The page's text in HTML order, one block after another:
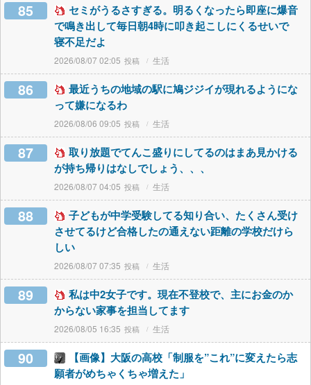
85
セミがうるさすぎる。明るくなったら即座に爆音
で鳴き出して毎日朝4時に叩き起こしにくるせいで
寝不足だよ
2026/08/07 02:05 生活
86
最近うちの地域の駅に鳩ジジイが現れるようにな
って嫌になるわ
2026/08/06 09:05 生活
87
取り放題でてんこ盛りにしてるのはまあ見かける
が持ち帰りはなしでしょう、、、
2026/08/07 04:05 生活
88
子どもが中学受験してる知り合い、たくさん受け
させてるけど合格したの通えない距離の学校だけら
しい
2026/08/07 07:35 生活
89
私は中2女子です。現在不登校で、主にお金のか
からない家事を担当してます
2026/08/05 16:35 生活
90
【画像】大阪の高校「制服を”これ”に変えたら志
願者がめちゃくちゃ増えた」